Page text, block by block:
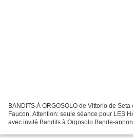
BANDITS À ORGOSOLO de Vittorio de
Faucon, Attention: seule séance pour LES
avec invité Bandits à Orgosolo Bande-